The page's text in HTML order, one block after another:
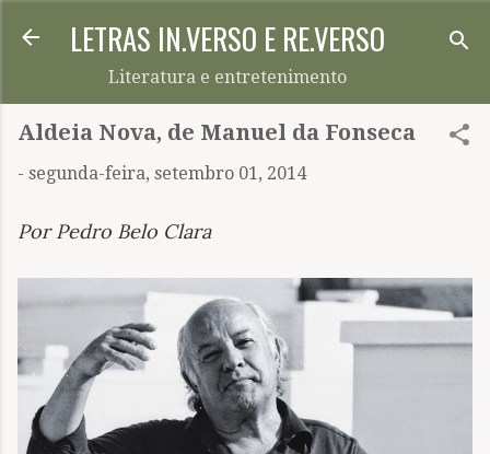
Pular para o conteúdo principal
LETRAS IN.VERSO E RE.VERSO
Literatura e entretenimento
Aldeia Nova, de Manuel da Fonseca
- segunda-feira, setembro 01, 2014
Por Pedro Belo Clara